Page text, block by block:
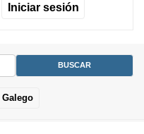
Iniciar sesión
Galego